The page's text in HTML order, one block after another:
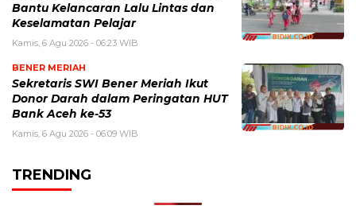
Bantu Kelancaran Lalu Lintas dan
Keselamatan Pelajar
Kamis, 6 Agu 2026 - 06:23 WIB
BENER MERIAH
Sekretaris SWI Bener Meriah Ikut
Donor Darah dalam Peringatan HUT
Bank Aceh ke-53
Kamis, 6 Agu 2026 - 06:09 WIB
TRENDING